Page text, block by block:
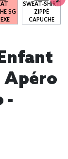
SG
SWEAT-SHIRT
ZIPPÉ
CAPUCHE
Apéro
-